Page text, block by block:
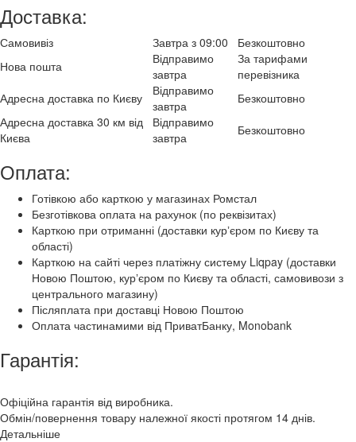
Доставка:
Самовивіз Завтра з 09:00
Безкоштовно
Нова пошта
Відправимо
завтра
За тарифами
перевізника
Адресна доставка по Києву
Відправимо
завтра
Безкоштовно
Адресна доставка 30 км від
Києва
Відправимо
завтра
Безкоштовно
Оплата:
Готівкою або карткою у магазинах Ромстал
Безготівкова оплата на рахунок (по реквізитах)
Карткою при отриманні (доставки курʼєром по Києву та
області)
Карткою на сайті через платіжну систему Liqpay (доставки
Новою Поштою, курʼєром по Києву та області, самовивози з
центрального магазину)
Післяплата при доставці Новою Поштою
Оплата частинамими від ПриватБанку, Monobank
Гарантія:
Офіційна гарантія від виробника.
Обмін/повернення товару належної якості протягом 14 днів.
Детальніше